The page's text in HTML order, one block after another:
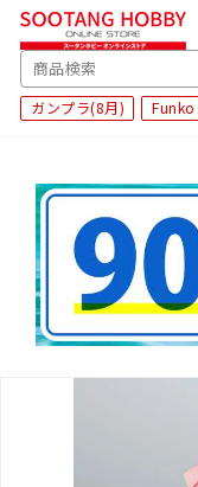
SEARCH
ガンプラ(8月) Funko